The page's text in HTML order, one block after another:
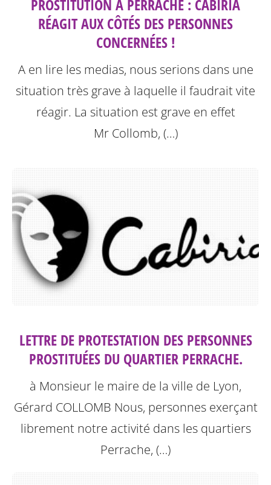
PROSTITUTION À PERRACHE : CABIRIA
RÉAGIT AUX CÔTÉS DES PERSONNES
CONCERNÉES !
A en lire les medias, nous serions dans une
situation très grave à laquelle il faudrait vite
réagir. La situation est grave en effet
Mr Collomb, (…)
LETTRE DE PROTESTATION DES PERSONNES
PROSTITUÉES DU QUARTIER PERRACHE.
à Monsieur le maire de la ville de Lyon,
Gérard COLLOMB Nous, personnes exerçant
librement notre activité dans les quartiers
Perrache, (…)